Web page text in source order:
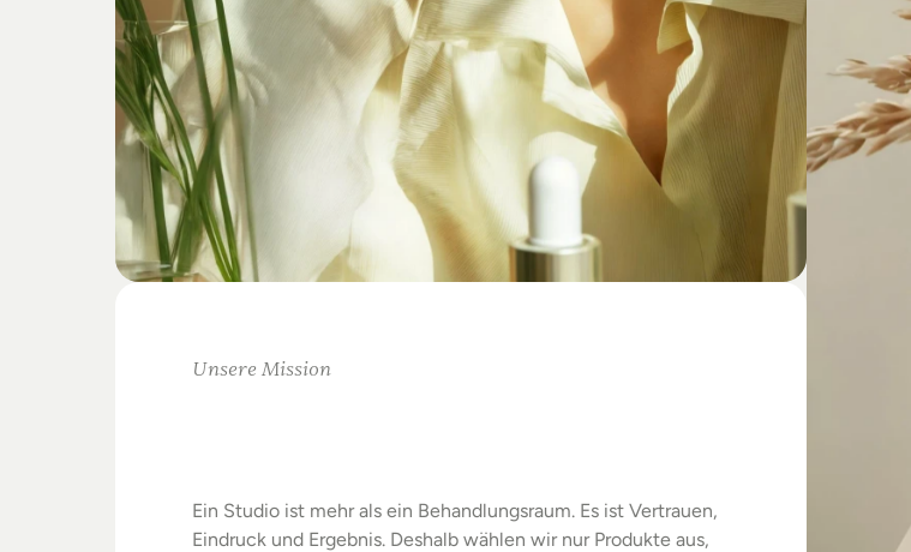
Unsere Mission
Ein Studio ist mehr als ein Behandlungsraum. Es ist Vertrauen,
Eindruck und Ergebnis. Deshalb wählen wir nur Produkte aus,